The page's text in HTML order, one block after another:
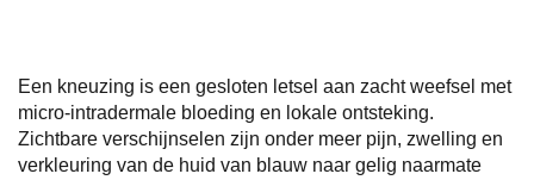
Een kneuzing is een gesloten letsel aan zacht weefsel met
micro-intradermale bloeding en lokale ontsteking.
Zichtbare verschijnselen zijn onder meer pijn, zwelling en
verkleuring van de huid van blauw naar gelig naarmate